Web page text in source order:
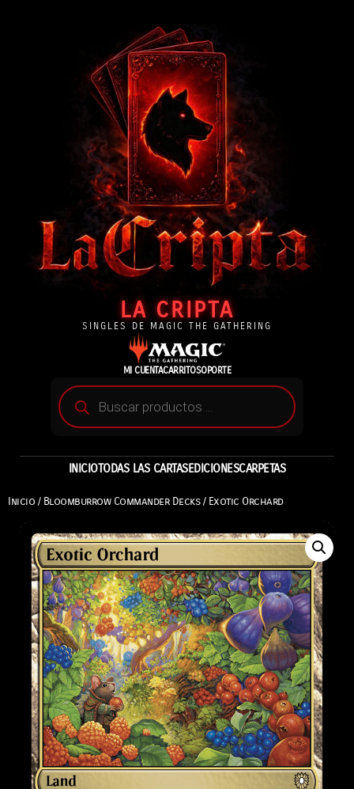
LA CRIPTA
SINGLES DE MAGIC THE GATHERING
MI CUENTACARRITOSOPORTE
INICIOTODAS LAS CARTASEDICIONESCARPETAS
Inicio / Bloomburrow Commander Decks/ Exotic Orchard